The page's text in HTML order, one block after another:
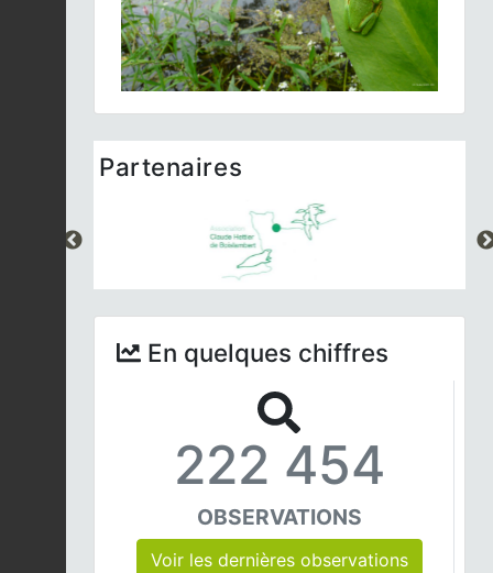
Partenaires
En quelques chiffres
222 454
OBSERVATIONS
Voir les dernières observations